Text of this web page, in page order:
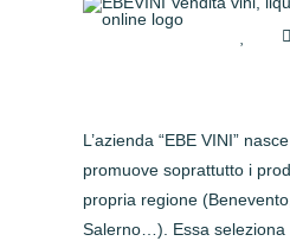
L’azienda “EBE VINI”
promuove soprattutto i
propria regione
Salerno…). Essa seleziona